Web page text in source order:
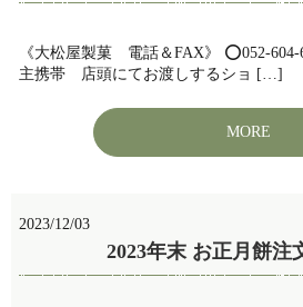
《大松屋製菓 電話＆FAX》 ⭕️052-
主携帯 店頭にてお渡しするショ […]
MORE
2023/12/03
2023年末 お正月餅注